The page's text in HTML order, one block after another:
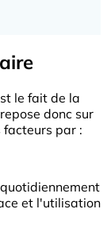
le fait de la
donc sur
par :
et l'utilisation